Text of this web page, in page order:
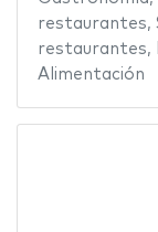
restaurantes,
restaurantes,
Alimentación